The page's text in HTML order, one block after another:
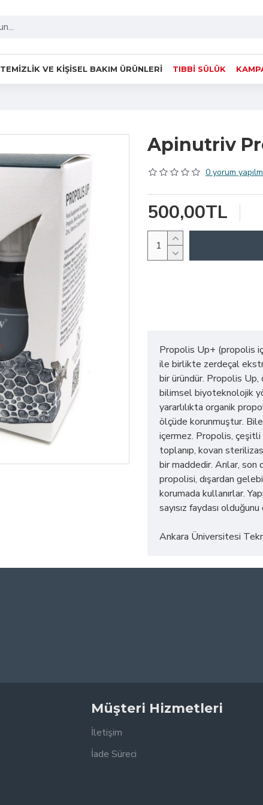
TEMIZLIK VE KIŞISEL BAKIM ÜRÜNLERI TIBBI SÜLÜK
Apinutriv
0 yorum
500,00TL
Propolis Up+ (propolis
ile birlikte zerdeçal
bir üründür. Propolis
bilimsel biyoteknolojik
yararlılıkta organik
ölçüde korunmuştur.
içermez. Propolis, çeşitli
toplanıp, kovan
bir maddedir. Arılar,
propolisi, dışardan
korumada kullanırlar.
sayısız faydası
Ankara Üniversitesi
Müşteri Hizmetleri
İletişim
İade Süreci